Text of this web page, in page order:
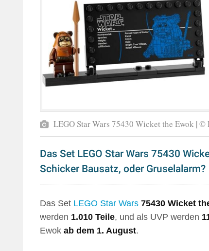
LEGO Star Wars 75430 Wicket the Ewok | ©
Das Set LEGO Star Wars 75430
Schicker Bausatz, oder Gruselalarm?
Das Set LEGO Star Wars 75430 Wicket
werden 1.010 Teile, und als UVP werden
Ewok ab dem 1. August.